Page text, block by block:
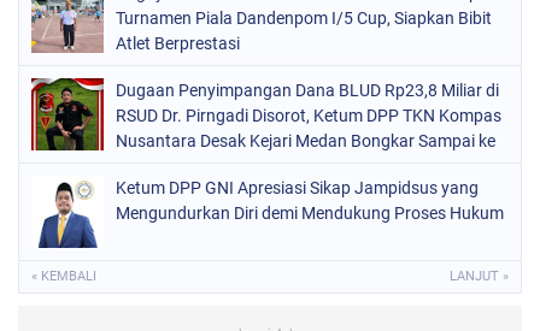
Turnamen Piala Dandenpom I/5 Cup, Siapkan Bibit
Atlet Berprestasi
Dugaan Penyimpangan Dana BLUD Rp23,8 Miliar di
RSUD Dr. Pirngadi Disorot, Ketum DPP TKN Kompas
Nusantara Desak Kejari Medan Bongkar Sampai ke
Ketum DPP GNI Apresiasi Sikap Jampidsus yang
Mengundurkan Diri demi Mendukung Proses Hukum
« KEMBALI LANJUT »